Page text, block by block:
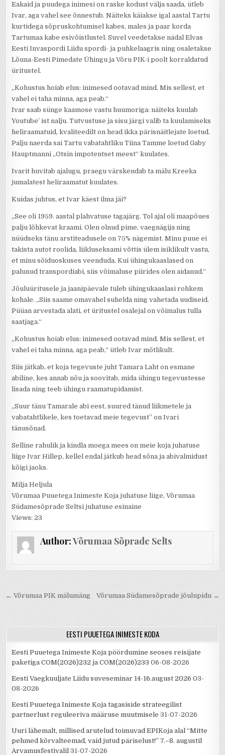
Eakaid ja puudega inimesi on raske kodust välja saada, ütleb
Ivar, aga vahel see õnnestub. Näiteks käiakse igal aastal Tartu
kurtidega sõpruskohtumisel kabes, males ja paar korda
Tartumaa kabe esivõistlustel. Suvel veedetakse nädal Elvas
Eesti Invaspordi Liidu spordi- ja puhkelaagris ning osaletakse
Lõuna-Eesti Pimedate Ühingu ja Võru PIK-i poolt korraldatud
üritustel.
„Kohustus hoiab elus: inimesed ootavad mind. Mis sellest, et
vahel ei taha minna, aga peab.“
Ivar saab sünge kaamose vastu huumoriga: näiteks kuulab
Youtube’ ist nalju. Tutvustuse ja sisu järgi valib ta kuulamiseks
heliraamatuid, kvaliteedilt on head ikka pärisnäitlejate loetud.
Palju naerda sai Tartu vabatahtliku Tiina Tamme loetud Gaby
Hauptmanni „Otsin impotentset meest“ kuulates.
Ivarit huvitab ajalugu, praegu värskendab ta mälu Kreeka
jumalatest heliraamatut kuulates.
Kuidas juhtus, et Ivar käest ilma jäi?
„See oli 1959. aastal plahvatuse tagajärg. Tol ajal oli maapõues
palju lõhkevat kraami. Olen olnud pime, vaegnägija ning
nüüdseks tänu arstiteadusele on 75% nägemist. Minu puue ei
takista autot roolida, liikluseksami võttis ülem isiklikult vastu,
et minu sõiduoskuses veenduda. Kui ühingukaaslased on
palunud transpordiabi, siis võimaluse piirides olen aidanud.“
Jõuluüritusele ja jaanipäevale tuleb ühingukaaslasi rohkem
kohale. „Siis saame omavahel suhelda ning vahetada uudiseid.
Püüan arvestada alati, et üritustel osalejal on võimalus tulla
saatjaga.“
„Kohustus hoiab elus: inimesed ootavad mind. Mis sellest, et
vahel ei taha minna, aga peab,“ ütleb Ivar mõtlikult.
Siis jätkab, et koja tegevuste juht Tamara Laht on esmane
abiline, kes annab nõu ja soovitab, mida ühingu tegevustesse
lisada ning teeb ühingu raamatupidamist.
„Suur tänu Tamarale abi eest, suured tänud liikmetele ja
vabatahtlikele, kes toetavad meie tegevust” on Ivari
tänusõnad.
Selline rahulik ja kindla moega mees on meie koja juhatuse
liige Ivar Hillep, kellel endal jätkub head sõna ja abivalmidust
kõigi jaoks.
Milja Heljula
Võrumaa Puuetega Inimeste Koja juhatuse liige, Võrumaa
Südamesõprade Seltsi juhatuse esinaine
Views: 23
Author:Võrumaa Sõprade Selts
NavigeerimineVõrumaa Südamesõprade jõulupidu →
← Võrumaa PIK mälumäng
EESTI PUUETEGA INIMESTE KODA
Eesti Puuetega Inimeste Koja pöördumine seoses reisijate
paketiga COM(2026)232 ja COM(2026)233 06-08-2026
Eesti Vaegkuuljate Liidu suveseminar 14-16.august 2026 03-
08-2026
Eesti Puuetega Inimeste Koja tagasiside strateegilist
partnerlust reguleeriva määruse muutmisele 31-07-2026
Uuri lähemalt, millised arutelud toimuvad EPIKoja alal “Mitte
pehmed kõrvalteemad, vaid jutud päriselust!” 7.–8. augustil
Arvamusfestivalil 31-07-2026